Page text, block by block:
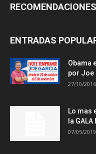
ENTRADAS
Obama
por Joe
27/10/2016
Lo mas
la GALA
07/05/2019